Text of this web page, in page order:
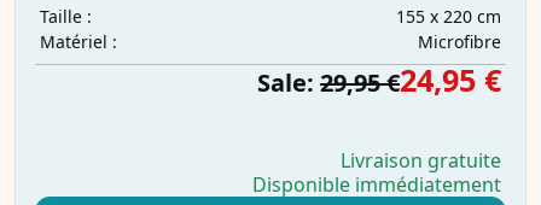
Taille :
155 x 220 cm
Matériel :
Microfibre
Sale: 29,95 €24,95 €
Livraison gratuite
Disponible immédiatement